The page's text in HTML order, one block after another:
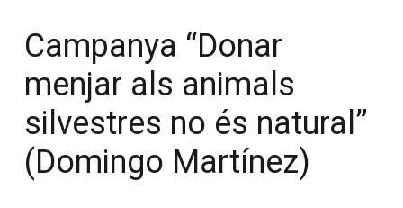
Campanya “Donar
menjar als animals
silvestres no és natural”
(Domingo Martínez)